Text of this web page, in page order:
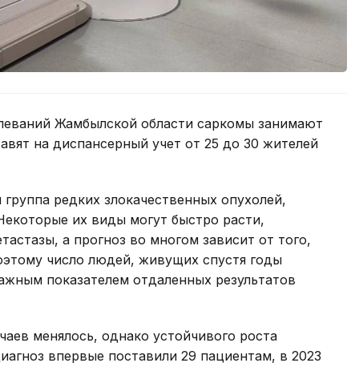
Жамбылской области саркомы занимают
на диспансерный учет от 25 до 30 жителей
редких злокачественных опухолей,
их виды могут быстро расти,
а прогноз во многом зависит от того,
число людей, живущих спустя годы
показателем отдаленных результатов
менялось, однако устойчивого роста
впервые поставили 29 пациентам, в 2023